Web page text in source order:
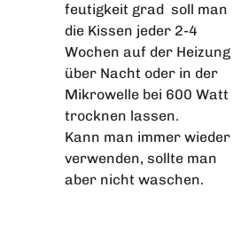
feutigkeit grad soll man
die Kissen jeder 2-4
Wochen auf der Heizung
über Nacht oder in der
Mikrowelle bei 600 Watt
trocknen lassen.
Kann man immer wieder
verwenden, sollte man
aber nicht waschen.